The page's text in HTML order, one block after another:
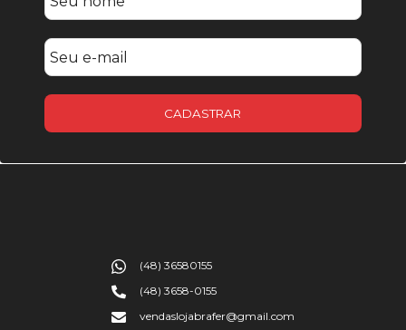
CADASTRAR
(48) 36580155
(48) 3658-0155
vendaslojabrafer@gmail.com